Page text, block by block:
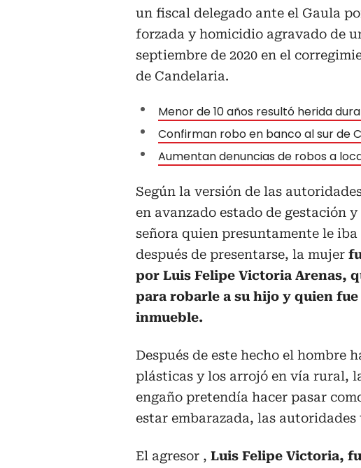
un fiscal delegado ante el Gaula
forzada y homicidio agravado de
septiembre de 2020 en el
de Candelaria.
Menor de 10 años resultó herida
Confirman robo en banco al sur de
Aumentan denuncias de robos a
Según la versión de las
en avanzado estado de gestación
señora quien presuntamente le
después de presentarse, la mujer
por Luis Felipe Victoria Arenas,
para robarle a su hijo y quien
inmueble.
Después de este hecho el hombre
plásticas y los arrojó en vía rural,
engaño pretendía hacer pasar
estar embarazada, las
El agresor , Luis Felipe Victoria,